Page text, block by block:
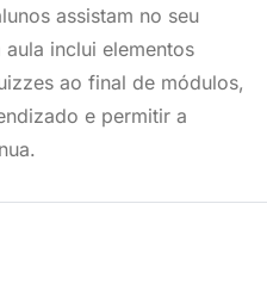
assistam no seu
inclui elementos
ao final de módulos,
e permitir a